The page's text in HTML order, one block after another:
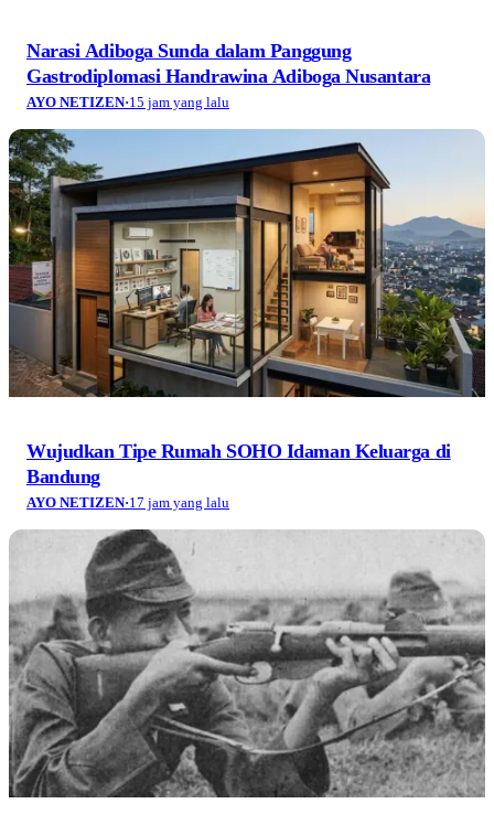
Narasi Adiboga Sunda dalam Panggung
Gastrodiplomasi Handrawina Adiboga Nusantara
AYO NETIZEN·15 jam yang lalu
Wujudkan Tipe Rumah SOHO Idaman Keluarga di
Bandung
AYO NETIZEN·17 jam yang lalu